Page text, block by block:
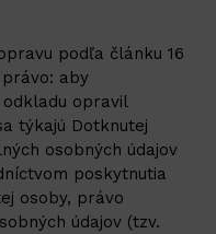
podľa článku 16
aby
opravil
týkajú Dotknutej
osobných údajov
poskytnutia
osoby, právo
údajov (tzv.